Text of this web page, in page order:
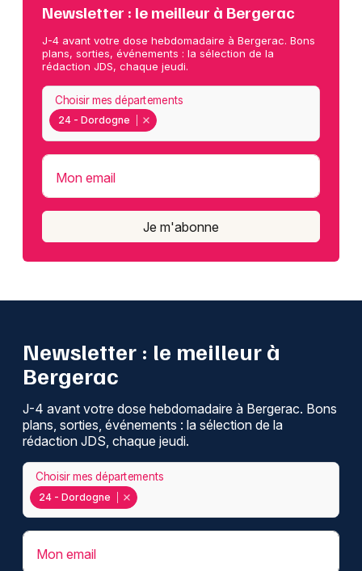
Newsletter : le meilleur à Bergerac
J-4 avant votre dose hebdomadaire à Bergerac. Bons
plans, sorties, événements : la sélection de la
rédaction JDS, chaque jeudi.
24 - Dordogne
Choisir mes départements
Mon email
Je m'abonne
Newsletter : le meilleur à
Bergerac
J-4 avant votre dose hebdomadaire à Bergerac. Bons
plans, sorties, événements : la sélection de la
rédaction JDS, chaque jeudi.
24 - Dordogne
Choisir mes départements
Mon email